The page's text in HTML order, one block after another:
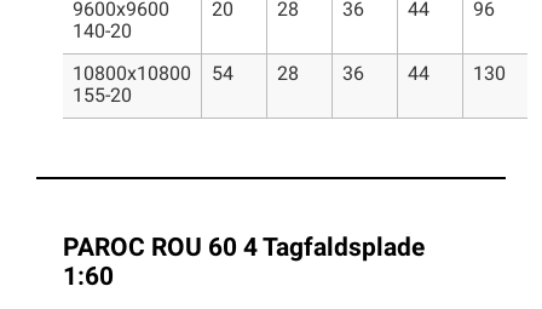
9600x9600
140-20
20 28 36 44 96
10800x10800
155-20
54 28 36 44 130
PAROC ROU 60 4 Tagfaldsplade
1:60